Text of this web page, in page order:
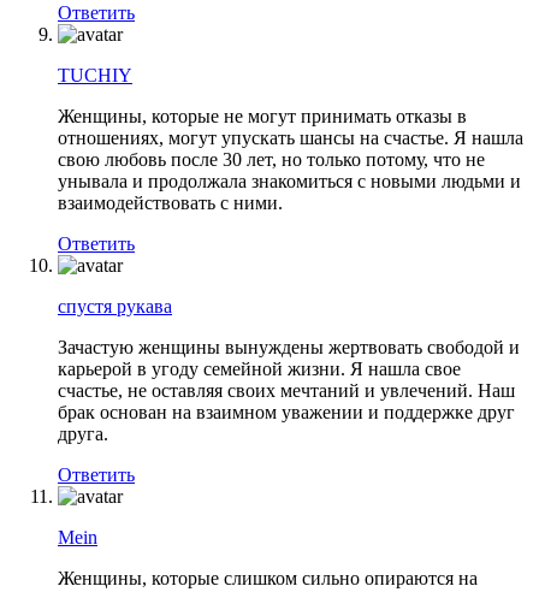
Ответить
TUCHIY
Женщины, которые не могут принимать отказы в
отношениях, могут упускать шансы на счастье. Я нашла
свою любовь после 30 лет, но только потому, что не
унывала и продолжала знакомиться с новыми людьми и
взаимодействовать с ними.
Ответить
спустя рукава
Зачастую женщины вынуждены жертвовать свободой и
карьерой в угоду семейной жизни. Я нашла свое
счастье, не оставляя своих мечтаний и увлечений. Наш
брак основан на взаимном уважении и поддержке друг
друга.
Ответить
Mein
Женщины, которые слишком сильно опираются на